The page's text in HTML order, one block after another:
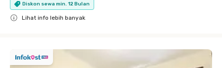
Diskon sewa min. 12 Bulan
Lihat info lebih banyak